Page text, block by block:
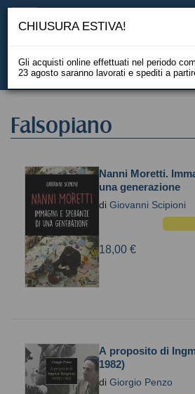
Falsopiano
Nanni Moretti.
una generazione
di Giovanni Scipioni
18,00 €
A proposito di
1982)
di Giorgio Penzo
CHIUSURA ESTIVA!
Gli acquisti online effettuati nel periodo
23 agosto saranno lavorati e spediti a